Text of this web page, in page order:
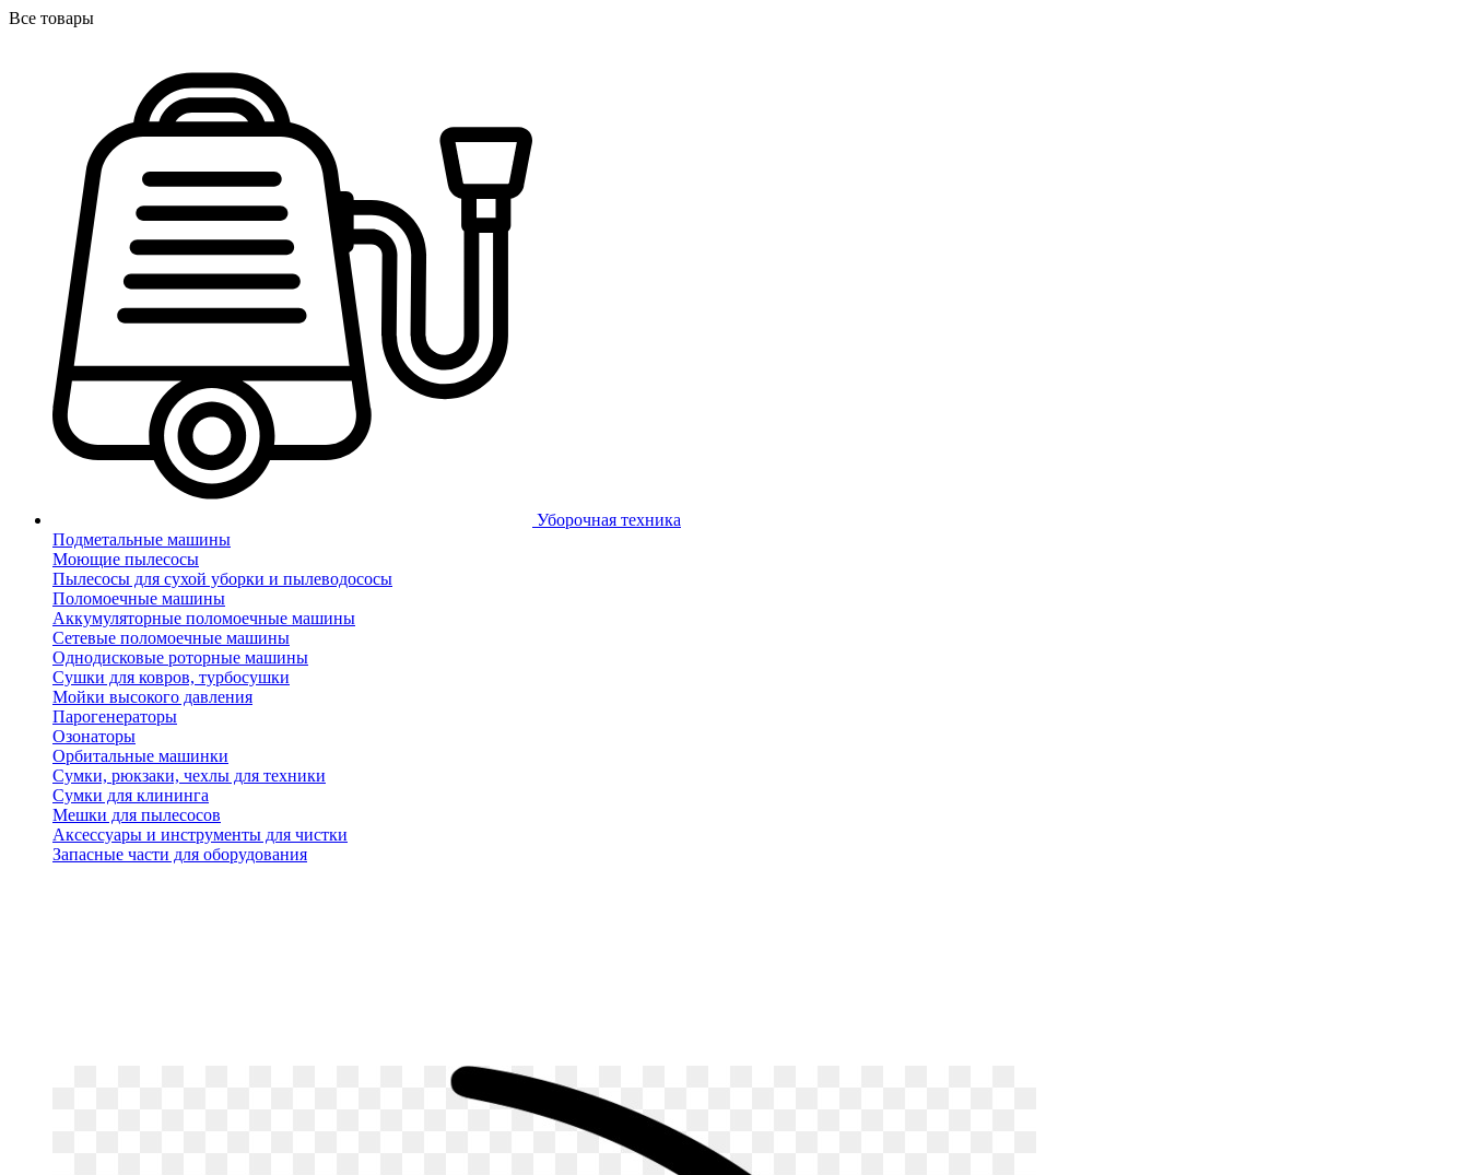
Все товары
Уборочная техника
Подметальные машины
Моющие пылесосы
Пылесосы для сухой уборки и пылеводососы
Поломоечные машины
Аккумуляторные поломоечные машины
Сетевые поломоечные машины
Однодисковые роторные машины
Сушки для ковров, турбосушки
Мойки высокого давления
Парогенераторы
Озонаторы
Орбитальные машинки
Сумки, рюкзаки, чехлы для техники
Сумки для клининга
Мешки для пылесосов
Аксессуары и инструменты для чистки
Запасные части для оборудования